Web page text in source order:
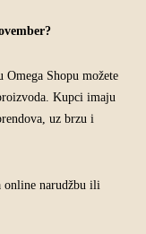
Shopu možete
Kupci imaju
uz brzu i
online narudžbu ili